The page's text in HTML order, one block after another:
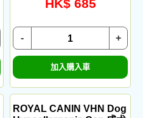
HK$ 685
+
-
加入購入車
ROYAL CANIN VHN Dog